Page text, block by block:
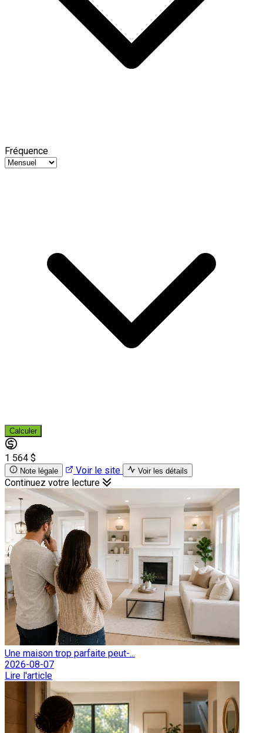
Fréquence
Calculer
1 564 $
Note légale Voir le site Voir les détails
Continuez votre lecture
Une maison trop parfaite peut-...
2026-08-07
Lire l'article